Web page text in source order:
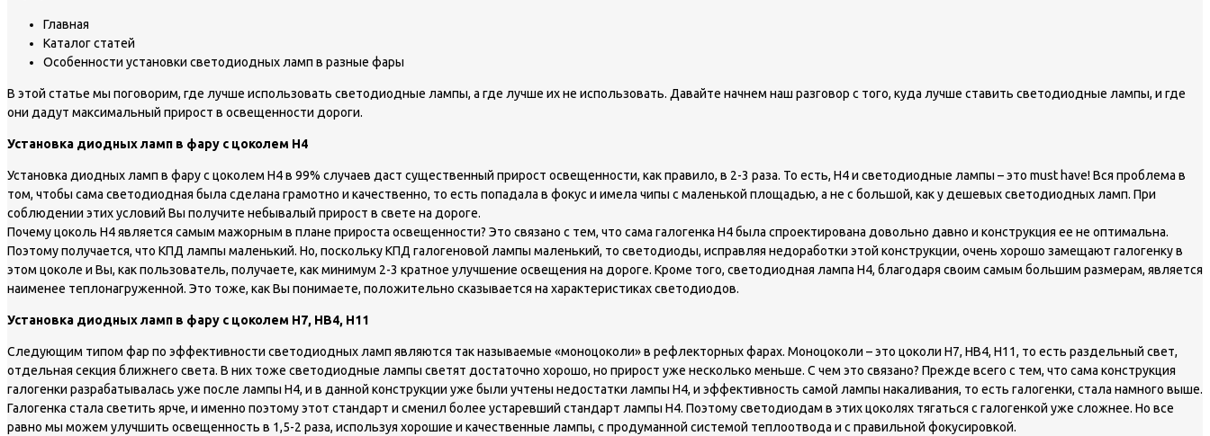
Главная
Каталог статей
Особенности установки светодиодных ламп в разные фары
В этой статье мы поговорим, где лучше использовать светодиодные лампы, а где лучше их не использовать. Давайте начнем наш разговор с того, куда лучше ставить светодиодные лампы, и где
они дадут максимальный прирост в освещенности дороги.
Установка диодных ламп в фару с цоколем Н4
Установка диодных ламп в фару с цоколем Н4 в 99% случаев даст существенный прирост освещенности, как правило, в 2-3 раза. То есть, H4 и светодиодные лампы – это must have! Вся проблема в
том, чтобы сама светодиодная была сделана грамотно и качественно, то есть попадала в фокус и имела чипы с маленькой площадью, а не с большой, как у дешевых светодиодных ламп. При
соблюдении этих условий Вы получите небывалый прирост в свете на дороге.
Почему цоколь Н4 является самым мажорным в плане прироста освещенности? Это связано с тем, что сама галогенка Н4 была спроектирована довольно давно и конструкция ее не оптимальна.
Поэтому получается, что КПД лампы маленький. Но, поскольку КПД галогеновой лампы маленький, то светодиоды, исправляя недоработки этой конструкции, очень хорошо замещают галогенку в
этом цоколе и Вы, как пользователь, получаете, как минимум 2-3 кратное улучшение освещения на дороге. Кроме того, светодиодная лампа Н4, благодаря своим самым большим размерам, является
наименее теплонагруженной. Это тоже, как Вы понимаете, положительно сказывается на характеристиках светодиодов.
Установка диодных ламп в фару с цоколем Н7, HB4, H11
Следующим типом фар по эффективности светодиодных ламп являются так называемые «моноцоколи» в рефлекторных фарах. Моноцоколи – это цоколи Н7, НВ4, Н11, то есть раздельный свет,
отдельная секция ближнего света. В них тоже светодиодные лампы светят достаточно хорошо, но прирост уже несколько меньше. С чем это связано? Прежде всего с тем, что сама конструкция
галогенки разрабатывалась уже после лампы Н4, и в данной конструкции уже были учтены недостатки лампы H4, и эффективность самой лампы накаливания, то есть галогенки, стала намного выше.
Галогенка стала светить ярче, и именно поэтому этот стандарт и сменил более устаревший стандарт лампы Н4. Поэтому светодиодам в этих цоколях тягаться с галогенкой уже сложнее. Но все
равно мы можем улучшить освещенность в 1,5-2 раза, используя хорошие и качественные лампы, с продуманной системой теплоотвода и с правильной фокусировкой.